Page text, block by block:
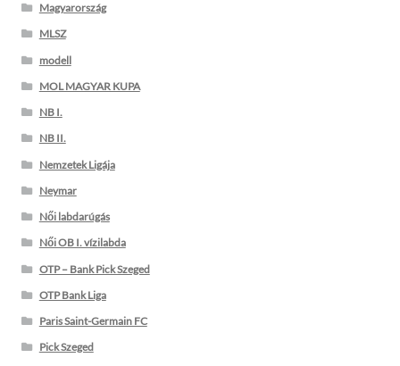
Magyarország
MLSZ
modell
MOL MAGYAR KUPA
NB I.
NB II.
Nemzetek Ligája
Neymar
Női labdarúgás
Női OB I. vízilabda
OTP – Bank Pick Szeged
OTP Bank Liga
Paris Saint-Germain FC
Pick Szeged